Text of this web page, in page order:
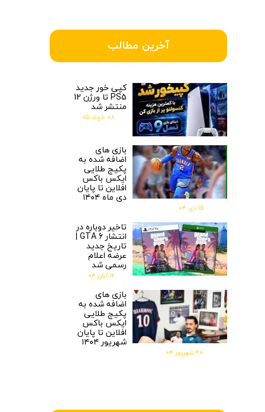
آخرین مطالب
کپی خور جدید
PS5 تا ورژن 12
منتشر شد
۰۸ خرداد ۰۵
بازی های
اضافه شده به
پکیج طلایی
ایکس باکس
افلاین تا پایان
دی ماه ۱۴۰۴
۱۵ دی ۰۴
تاخیر دوباره در
انتشار GTA 6 |
تاریخ جدید
عرضه اعلام
رسمی شد
۱۶ آبان ۰۴
بازی های
اضافه شده به
پکیج طلایی
ایکس باکس
افلاین تا پایان
شهریور ۱۴۰۴
۲۸ شهریور ۰۴